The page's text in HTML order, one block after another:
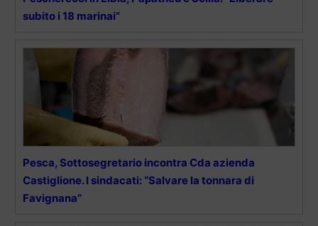
subito i 18 marinai”
Pesca, Sottosegretario incontra Cda azienda
Castiglione. I sindacati: “Salvare la tonnara di
Favignana”